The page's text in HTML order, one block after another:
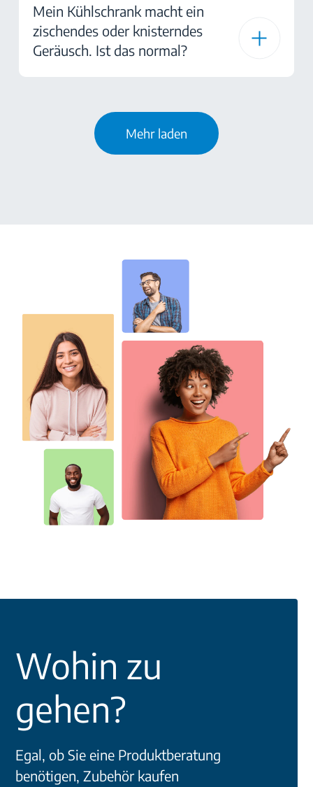
Mein Kühlschrank macht ein
zischendes oder knisterndes
Geräusch. Ist das normal?
Mehr laden
Wohin zu
gehen?
Egal, ob Sie eine Produktberatung
benötigen, Zubehör kaufen